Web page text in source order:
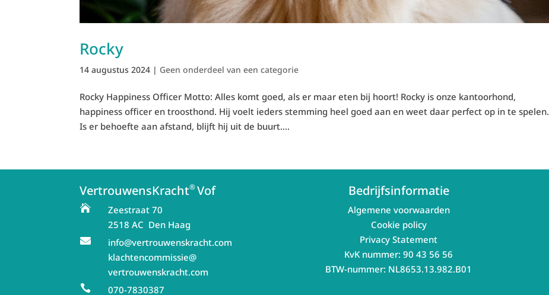
Rocky
14 augustus 2024 | Geen onderdeel van een categorie
Rocky Happiness Officer Motto: Alles komt goed, als er maar eten bij hoort! Rocky is onze kantoorhond,
happiness officer en troosthond. Hij voelt ieders stemming heel goed aan en weet daar perfect op in te spelen.
Is er behoefte aan afstand, blijft hij uit de buurt....
VertrouwensKracht®Vof

Zeestraat 70
2518 AC Den Haag

info@vertrouwenskracht.com
klachtencommissie@
vertrouwenskracht.com
 070-7830387
Bedrijfsinformatie
Algemene voorwaarden
Cookie policy
Privacy Statement
KvK nummer: 90 43 56 56
BTW-nummer: NL8653.13.982.B01